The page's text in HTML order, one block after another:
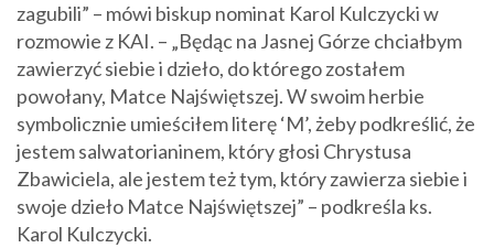
zagubili” – mówi biskup nominat Karol Kulczycki w
rozmowie z KAI. – „Będąc na Jasnej Górze chciałbym
zawierzyć siebie i dzieło, do którego zostałem
powołany, Matce Najświętszej. W swoim herbie
symbolicznie umieściłem literę ‘M’, żeby podkreślić, że
jestem salwatorianinem, który głosi Chrystusa
Zbawiciela, ale jestem też tym, który zawierza siebie i
swoje dzieło Matce Najświętszej” – podkreśla ks.
Karol Kulczycki.